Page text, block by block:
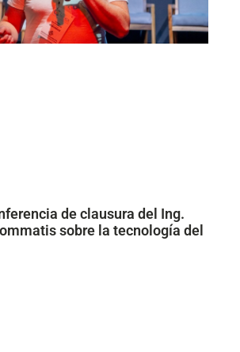
de clausura del Ing.
sobre la tecnología del